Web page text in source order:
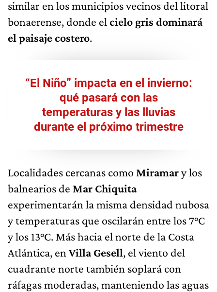
similar en los municipios vecinos del litoral
bonaerense, donde el cielo gris dominará
el paisaje costero.
“El Niño” impacta en el invierno:
qué pasará con las
temperaturas y las lluvias
durante el próximo trimestre
Localidades cercanas como Miramary los
balnearios de Mar Chiquita
experimentarán la misma densidad nubosa
y temperaturas que oscilarán entre los 7°C
y los 13°C. Más hacia el norte de la Costa
Atlántica, en Villa Gesell, el viento del
cuadrante norte también soplará con
ráfagas moderadas, manteniendo las aguas